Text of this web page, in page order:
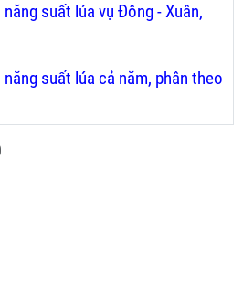
suất lúa vụ Đông - Xuân,
suất lúa cả năm, phân theo